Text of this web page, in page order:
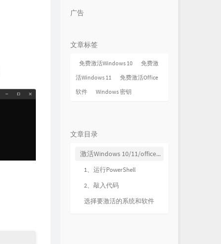
广告
文章标签
免费激活Windows 10
免费激
活Windows 11
免费激活Office
软件
Windows 密钥
文章目录
激活Windows 10/11/office软件
1、运行PowerShell
2、敲入代码
选择要激活的系统和软件